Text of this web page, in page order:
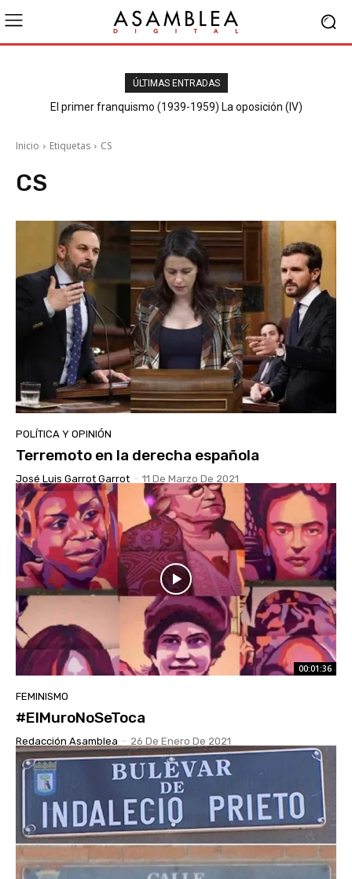
ÚLTIMAS ENTRADAS
El primer franquismo (1939-1959) La oposición (III) El PSOE
Inicio Etiquetas CS
CS
POLÍTICA Y OPINIÓN
Terremoto en la derecha española
José Luis Garrot Garrot - 11 De Marzo De 2021
00:01:36
FEMINISMO
#ElMuroNoSeToca
Redacción Asamblea - 26 De Enero De 2021